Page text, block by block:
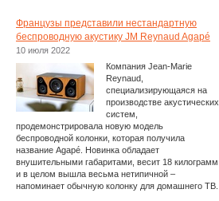
Французы представили нестандартную
беспроводную акустику JM Reynaud Agapé
10 июля 2022
Компания Jean-Marie
Reynaud,
специализирующаяся на
производстве акустических
систем,
продемонстрировала новую модель
беспроводной колонки, которая получила
название Agapé. Новинка обладает
внушительными габаритами, весит 18 килограмм
и в целом вышла весьма нетипичной –
напоминает обычную колонку для домашнего ТВ.